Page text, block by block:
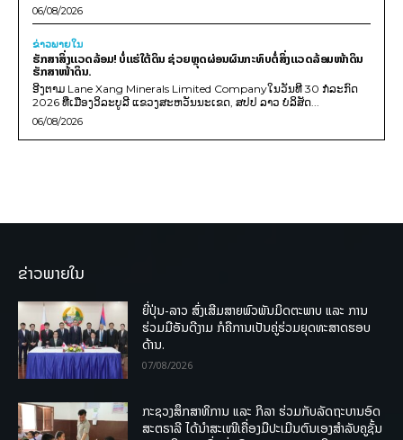
06/08/2026
ຂ່າວພາຍ​ໃນ
ຮັກສາສິ່ງແວດລ້ອມ! ບໍ່ແຮ່ໃຕ້ດິນ ຊ່ວຍຫຼຸດຜ່ອນຜົນກະທົບຕໍ່ສິ່ງແວດລ້ອມໜ້າດິນ
ຮັກສາໜ້າດິນ.
ອີງຕາມ Lane Xang Minerals Limited Companyໃນວັນທີ 30 ກໍລະກົດ
2026 ທີ່ເມືອງວິລະບູລີ ແຂວງສະຫວັນນະເຂດ, ສປປ ລາວ ບໍລິສັດ...
06/08/2026
ຂ່າວພາຍໃນ
ຍີ່ປຸ່ນ-ລາວ ສົ່ງເສີມສາຍພົວພັນມິດຕະພາບ ແລະ ການ
ຮ່ວມມືອັນດີງາມ ກໍຄືການເປັນຄູ່ຮ່ວມຍຸດທະສາດຮອບ
ດ້ານ.
07/08/2026
ກະຊວງສຶກສາທິການ ແລະ ກິລາ ຮ່ວມກັບລັດຖະບານອົດ
ສະຕຣາລີ ໄດ້ນຳສະເໜີເຄື່ອງມືປະເມີນຕົນເອງສຳລັບຄູຊັ້ນ